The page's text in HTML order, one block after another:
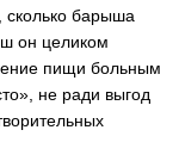
сколько барыша
он целиком
пищи больным
не ради выгод